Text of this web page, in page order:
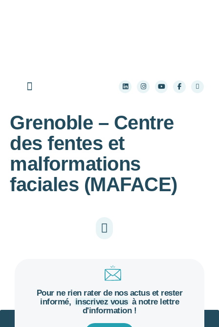
Grenoble – Centre
des fentes et
malformations
faciales (MAFACE)
Pour ne rien rater de nos actus et rester
informé, inscrivez vous à notre lettre
d'information !